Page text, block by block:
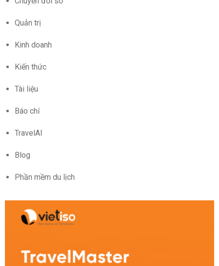
Quản trị
Kinh doanh
Kiến thức
Tài liệu
Báo chí
TravelAI
Blog
Phần mềm du lịch